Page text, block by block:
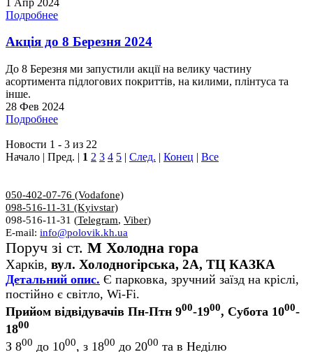
Подробнее
Акція до 8 Березня 2024
До 8 Березня ми запустили акції на велику частину
асортимента підлогових покриттів, на килими, плінтуса та
інше.
28 Фев 2024
Подробнее
Новости 1 - 3 из 22
Начало | Пред. | 1 2 3 4 5 | След. | Конец | Все
050-402-07-76 (Vodafone)
098-516-11-31 (Kyivstar)
098-516-11-31 (Telegram, Viber)
E-mail: info@polovik.kh.ua
Поруч зі ст. М Холодна гора
Харків, вул. Холодногірська, 2А, ТЦ КАЗКА
Детальний опис. Є парковка, зручний заїзд на кріслі,
постійно є світло, Wi-Fi.
Прийом відвідувачів Пн-Птн 900-1900, Субота 1000-
1800
З 800 до 1000, з 1800 до 2000 та в Неділю